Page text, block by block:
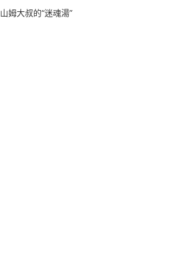
山姆大叔的“迷魂湯”